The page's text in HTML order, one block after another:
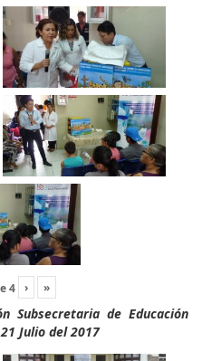
4 › »
Subsecretaria de Educación
Julio del 2017